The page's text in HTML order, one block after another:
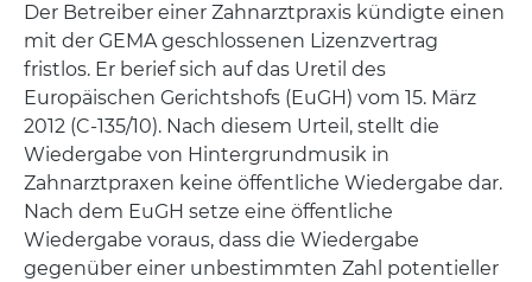
Der Betreiber einer Zahnarztpraxis kündigte einen
mit der GEMA geschlossenen Lizenzvertrag
fristlos. Er berief sich auf das Uretil des
Europäischen Gerichtshofs (EuGH) vom 15. März
2012 (C-135/10). Nach diesem Urteil, stellt die
Wiedergabe von Hintergrundmusik in
Zahnarztpraxen keine öffentliche Wiedergabe dar.
Nach dem EuGH setze eine öffentliche
Wiedergabe voraus, dass die Wiedergabe
gegenüber einer unbestimmten Zahl potentieller